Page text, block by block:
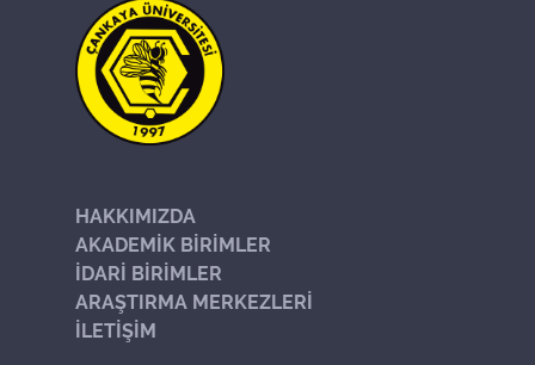
HAKKIMIZDA
AKADEMİK BİRİMLER
İDARİ BİRİMLER
ARAŞTIRMA MERKEZLERİ
İLETİŞİM